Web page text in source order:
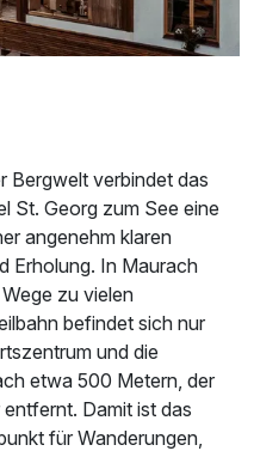
p.P. ab 340,00 €
Bergwelt verbindet das
St. Georg zum See eine
angenehm klaren
Erholung. In Maurach
zu vielen
befindet sich nur
und die
etwa 500 Metern, der
Damit ist das
für Wanderungen,